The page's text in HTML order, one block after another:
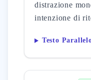
distrazione
intenzione di
Testo